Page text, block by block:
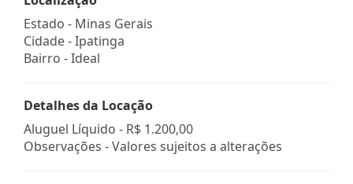
Estado - Minas Gerais
Cidade -Ipatinga
Bairro -Ideal
Detalhes da Locação
Aluguel Líquido - R$ 1.200,00
Observações - Valores sujeitos a alterações